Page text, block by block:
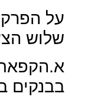
על הפרק
שלוש
בבנקים